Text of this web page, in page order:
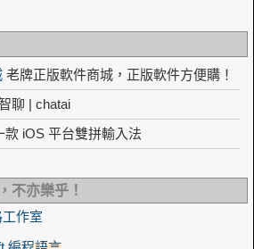
老牌正版軟件商城，正版軟件方便購！
聊 | chatai
款 iOS 平台雙拼輸入法
不亦樂乎！
作室